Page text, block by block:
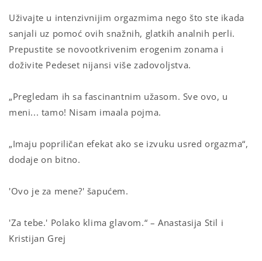
Shades
of
Gray
Shades
of
Gray
Uživajte u intenzivnijim orgazmima nego što ste ikada
sanjali uz pomoć ovih snažnih, glatkih analnih perli.
Prepustite se novootkrivenim erogenim zonama i
doživite Pedeset nijansi više zadovoljstva.
„Pregledam ih sa fascinantnim užasom. Sve ovo, u
meni... tamo! Nisam imaala pojma.
„Imaju popriličan efekat ako se izvuku usred orgazma“,
dodaje on bitno.
'Ovo je za mene?' šapućem.
'Za tebe.' Polako klima glavom.“ – Anastasija Stil i
Kristijan Grej